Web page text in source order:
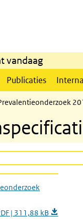
vandaag
Publicaties
| 311,88 kB